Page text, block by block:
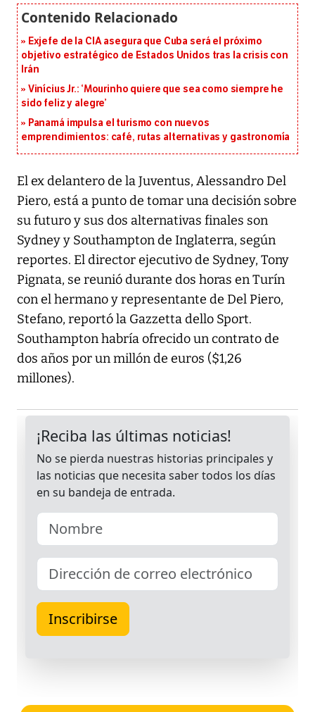
Exjefe de la CIA asegura que Cuba será el próximo
objetivo estratégico de Estados Unidos tras la crisis con
Irán
Vinícius Jr.: ‘Mourinho quiere que sea como siempre he
sido feliz y alegre’
Panamá impulsa el turismo con nuevos
emprendimientos: café, rutas alternativas y gastronomía
El ex delantero de la Juventus, Alessandro Del
Piero, está a punto de tomar una decisión sobre
su futuro y sus dos alternativas finales son
Sydney y Southampton de Inglaterra, según
reportes. El director ejecutivo de Sydney, Tony
Pignata, se reunió durante dos horas en Turín
con el hermano y representante de Del Piero,
Stefano, reportó la Gazzetta dello Sport.
Southampton habría ofrecido un contrato de
dos años por un millón de euros ($1,26
millones).